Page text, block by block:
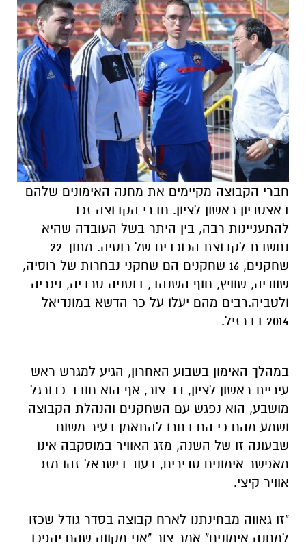
חברי הקבוצה מקיימים את מחנה האימונים שלהם
באצטדיון ראשון לציון. חברי הקבוצה זכו
להתעניינות רבה, בין היתר בשל העובדה שהיא
נחשבת לקבוצת הכוכבים של רוסיה. מתוך 22
שחקנים, 16 שחקנים הם שחקני נבחרות של רוסיה,
שוודיה, שוויץ, חוף השנהב, בוסניה סרביה, ניגריה
ולטביה.רבים מהם יעלו על כר הדשא במונדיאל
2014 בברזיל.
במהלך האימון בשבוע האחרון, הגיע למגרש ראש
עיריית ראשון לציון, דב צור, אף הוא חובב כדורגל
מושבע, הוא נפגש עם השחקנים והנהלת הקבוצה
ושמע מהם כי הם בחרו להתאמן בעיר משום
שבעונה זו של השנה, מזג האוויר במוסקבה אינו
מאפשר אימונים סדירים, בעוד בישראל זהו מזג
אוויר קיצי.
"זו גאווה מבחינתנו לארח קבוצה בסדר גודל שכזו
למחנה אימונים" אמר צור "אני מקווה שהם יהפכו